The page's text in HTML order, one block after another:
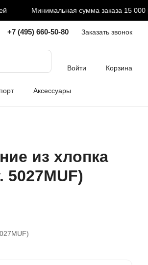
Минимальная сумма заказа 15 000
+7 (495) 660-50-80 Заказать звонок
Войти Корзина
Аксессуары
из хлопка